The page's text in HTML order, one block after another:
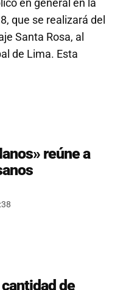
en general en la
que se realizará del
Santa Rosa, al
de Lima. Esta
reúne a
de